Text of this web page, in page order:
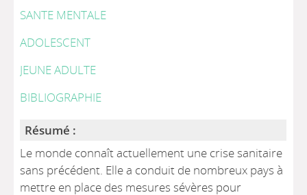
SANTE MENTALE
ADOLESCENT
JEUNE ADULTE
BIBLIOGRAPHIE
Résumé :
Le monde connaît actuellement une crise sanitaire
sans précédent. Elle a conduit de nombreux pays à
mettre en place des mesures sévères pour